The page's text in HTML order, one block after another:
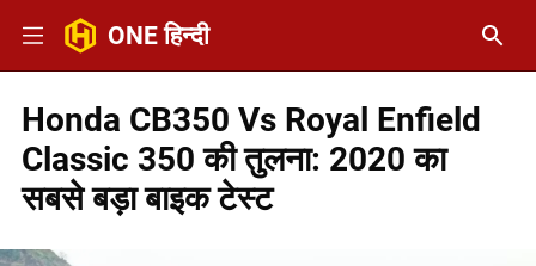
ONE हिन्दी
Honda CB350 Vs Royal Enfield
Classic 350 की तुलना: 2020 का
सबसे बड़ा बाइक टेस्ट